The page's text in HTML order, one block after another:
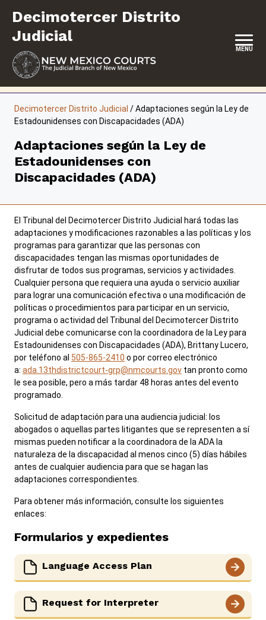
contenido
Decimotercer Distrito
Judicial
MENU
REPRESENTACIÓN PROPIA
ADA y adaptaciones
View site in English
Decimotercer Distrito Judicial /Adaptaciones según la Ley de
Estadounidenses con Discapacidades (ADA)
Adaptaciones según la Ley de
Estadounidenses con
Discapacidades (ADA)
El Tribunal del Decimotercer Distrito Judicial hará todas las
adaptaciones y modificaciones razonables a las políticas y los
programas para garantizar que las personas con
discapacidades tengan las mismas oportunidades de
disfrutar de todos sus programas, servicios y actividades.
Cualquier persona que requiera una ayuda o servicio auxiliar
para lograr una comunicación efectiva o una modificación de
políticas o procedimientos para participar en un servicio,
programa o actividad del Tribunal del Decimotercer Distrito
Judicial debe comunicarse con la coordinadora de la Ley para
Estadounidenses con Discapacidades (ADA), Brittany Lucero,
por teléfono al 505-865-2410 o por correo electrónico
a: ada.13thdistrictcourt-grp@nmcourts.gov tan pronto como
le sea posible, pero a más tardar 48 horas antes del evento
programado.
Solicitud de adaptación para una audiencia judicial: los
abogados o aquellas partes litigantes que se representen a sí
mismas pueden notificar a la coordinadora de la ADA la
naturaleza de la discapacidad al menos cinco (5) días hábiles
antes de cualquier audiencia para que se hagan las
adaptaciones correspondientes.
Para obtener más información, consulte los siguientes
enlaces:
Formularios y expedientes
Language Access Plan
Request for Interpreter